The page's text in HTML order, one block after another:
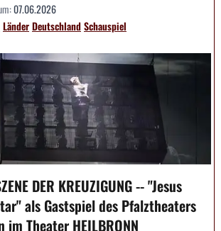
07.06.2026
LänderDeutschlandSchauspiel
DER KREUZIGUNG -- "Jesus
als Gastspiel des Pfalztheaters
im Theater HEILBRONN